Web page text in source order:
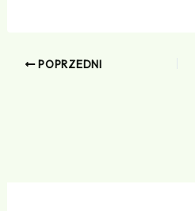
POPRZEDNI